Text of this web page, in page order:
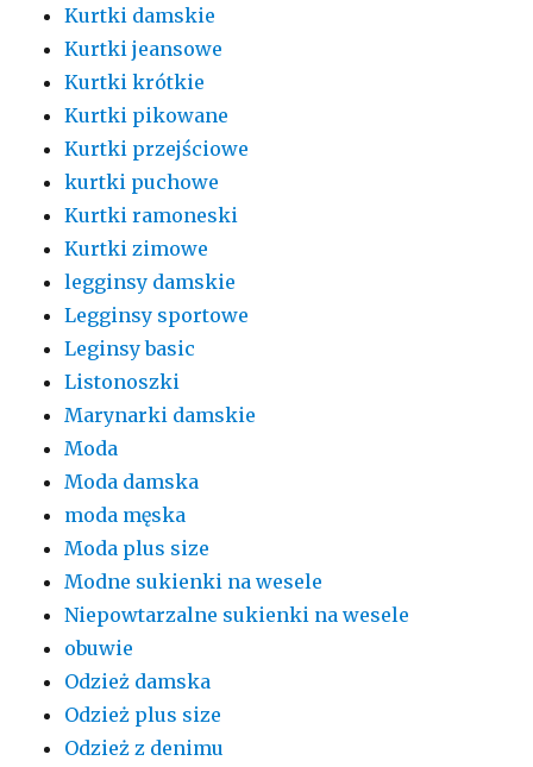
Kurtki damskie
Kurtki jeansowe
Kurtki krótkie
Kurtki pikowane
Kurtki przejściowe
kurtki puchowe
Kurtki ramoneski
Kurtki zimowe
legginsy damskie
Legginsy sportowe
Leginsy basic
Listonoszki
Marynarki damskie
Moda
Moda damska
moda męska
Moda plus size
Modne sukienki na wesele
Niepowtarzalne sukienki na wesele
obuwie
Odzież damska
Odzież plus size
Odzież z denimu